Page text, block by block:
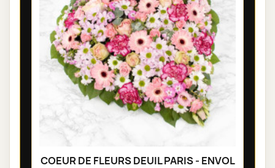
COEUR DE FLEURS DEUIL PARIS - ENVOL